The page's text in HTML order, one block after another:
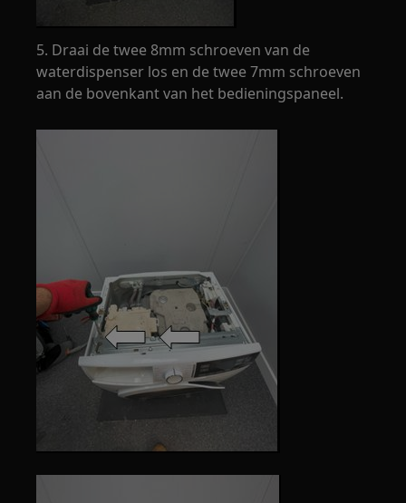
5. Draai de twee 8mm schroeven van de
waterdispenser los en de twee 7mm schroeven
aan de bovenkant van het bedieningspaneel.